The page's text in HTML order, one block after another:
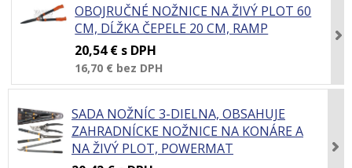
OBOJRUČNÉ NOŽNICE NA ŽIVÝ PLOT 60
CM, DĹŽKA ČEPELE 20 CM, RAMP
20,54 € s DPH
16,70 € bez DPH
SADA NOŽNÍC 3-DIELNA, OBSAHUJE
ZAHRADNÍCKE NOŽNICE NA KONÁRE A
NA ŽIVÝ PLOT, POWERMAT